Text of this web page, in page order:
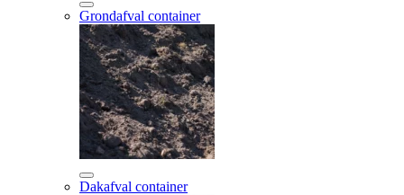
Grondafval container
Dakafval container